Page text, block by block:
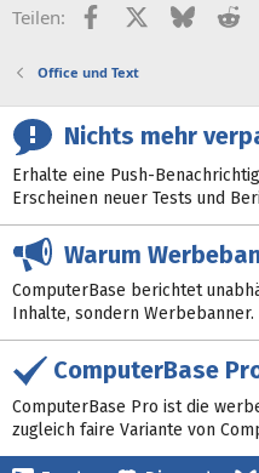
Teilen: FacebookX (Twitter)
Bluesky
Office und Text
Nichts mehr
Erhalte eine Push-
Erscheinen neuer Tests und
Warum
ComputerBase berichtet
Inhalte, sondern Werbebanner.
ComputerBase
ComputerBase Pro ist die
zugleich faire Variante von